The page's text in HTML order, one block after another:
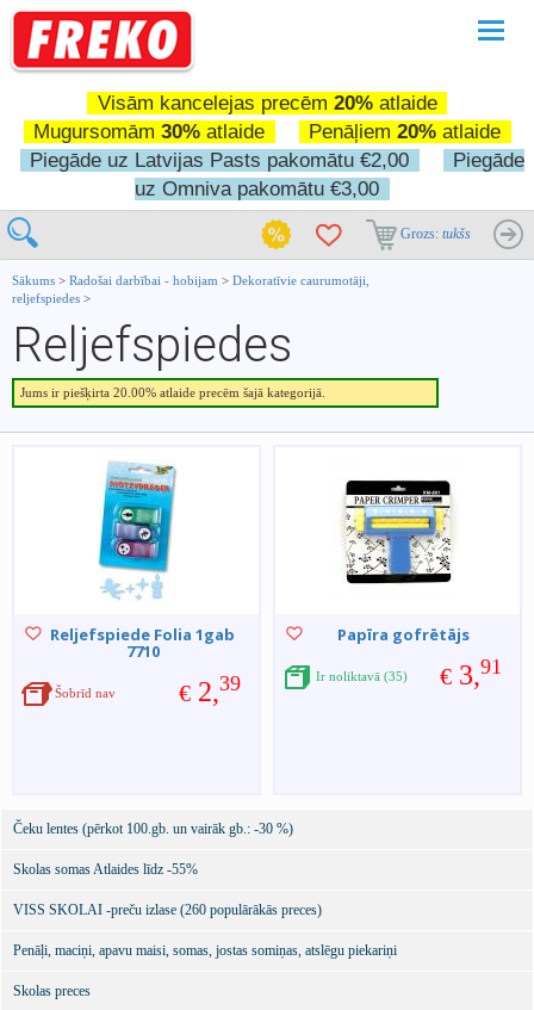
Visām kancelejas precēm 20%atlaide
Mugursomām 30% atlaide Penāļiem 20% atlaide
Piegāde uz Latvijas Pasts pakomātu €2,00
Piegāde
uz Omniva pakomātu €3,00
Grozs: tukšs
Sākums > Radošai darbībai - hobijam > Dekoratīvie caurumotāji,
reljefspiedes >
Reljefspiedes
Jums ir piešķirta 20.00% atlaide precēm šajā kategorijā.
Reljefspiede Folia 1gab
7710
€ 2,39
Šobrīd nav
Papīra gofrētājs
€ 3,91
Ir noliktavā (35)
Čeku lentes (pērkot 100.gb. un vairāk gb.: -30 %)
Skolas somas Atlaides līdz -55%
VISS SKOLAI -preču izlase (260 populārākās preces)
Penāļi, maciņi, apavu maisi, somas, jostas somiņas, atslēgu piekariņi
Skolas preces